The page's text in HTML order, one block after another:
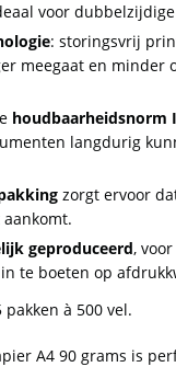
voor
: storingsvrij
meegaat en minder
houdbaarheidsnorm
langdurig
zorgt ervoor
geproduceerd,
te boeten op
à 500 vel.
A4 90 grams is